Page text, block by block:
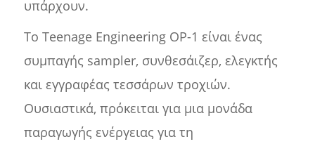
υπάρχουν.
Το Teenage Engineering OP-1 είναι ένας
συμπαγής sampler, συνθεσάιζερ, ελεγκτής
και εγγραφέας τεσσάρων τροχιών.
Ουσιαστικά, πρόκειται για μια μονάδα
παραγωγής ενέργειας για τη